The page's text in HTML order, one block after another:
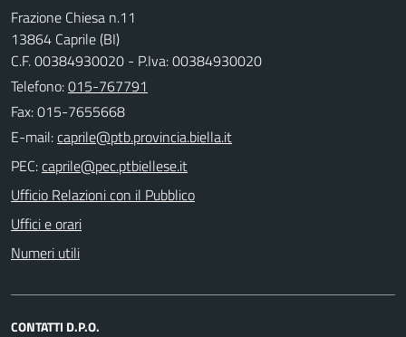
Frazione Chiesa n.11
13864 Caprile (BI)
C.F. 00384930020 - P.Iva: 00384930020
Telefono:015-767791
Fax: 015-7655668
E-mail:
PEC:
Ufficio Relazioni con il Pubblico
Uffici e orari
Numeri utili
CONTATTI D.P.O.